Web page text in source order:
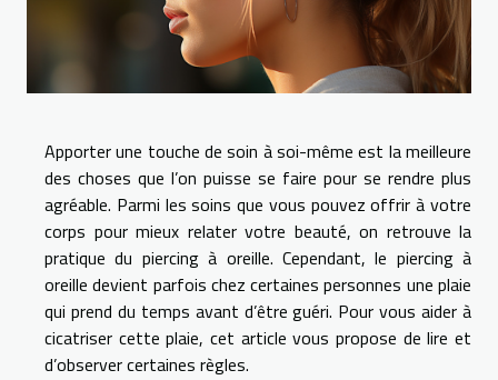
Apporter une touche de soin à soi-même est la meilleure
des choses que l’on puisse se faire pour se rendre plus
agréable. Parmi les soins que vous pouvez offrir à votre
corps pour mieux relater votre beauté, on retrouve la
pratique du piercing à oreille. Cependant, le piercing à
oreille devient parfois chez certaines personnes une plaie
qui prend du temps avant d’être guéri. Pour vous aider à
cicatriser cette plaie, cet article vous propose de lire et
d’observer certaines règles.